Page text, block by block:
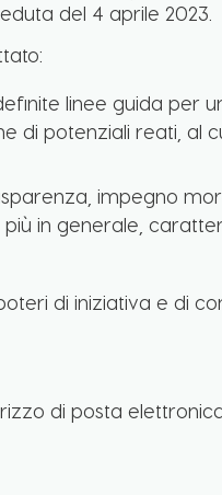
del 4 aprile 2023.
linee guida per
di potenziali reati, al
impegno
in generale,
di iniziativa e di
di posta